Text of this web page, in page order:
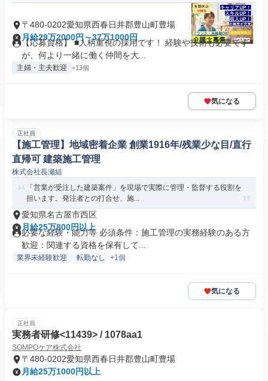
〒480-0202愛知県西春日井郡豊山町豊場
月給29万2000円～37万1000円
【応募資格】 ■人柄重視の採用です！ 経験や技術も必要です
が、何より一緒に働く仲間を大...
主婦・主夫歓迎 +13個
気になる
正社員
【施工管理】地域密着企業 創業1916年/残業少な目/直行
直帰可 建築施工管理
株式会社長瀬組
「営業が受注した建築案件」を現場で実際に管理・監督する役割を
担います。発注者との打合せ、施...
愛知県名古屋市西区
月給25万800円以上
必要な経験・能力等 必須条件：施工管理の実務経験のある方
歓迎：関連する資格を保有して...
業界未経験歓迎 転勤なし +1個
気になる
正社員
実務者研修<11439> / 1078aa1
SOMPOケア株式会社
〒480-0202愛知県西春日井郡豊山町豊場
月給25万1000円以上